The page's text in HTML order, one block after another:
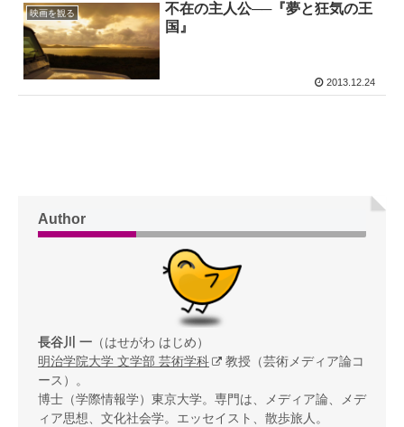
映画を観る
不在の主人公──『夢と狂気の王
国』
2013.12.24
Author
長谷川 一 （はせがわ はじめ）
明治学院大学 文学部 芸術学科
教授（芸術メディア論コ
ース）。
博士（学際情報学）東京大学。専門は、メディア論、メデ
ィア思想、文化社会学。エッセイスト、散歩旅人。